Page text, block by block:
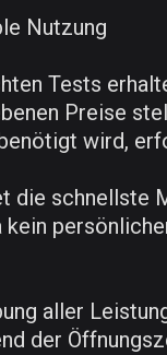
Nutzung
Tests
Preise
wird,
die schnellste
aller
der